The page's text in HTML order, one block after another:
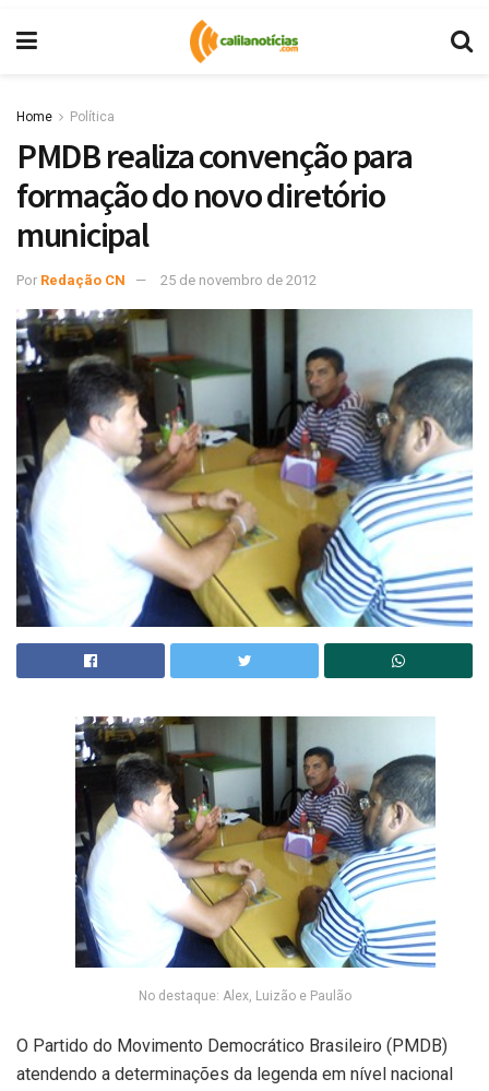
Home Política
PMDB realiza convenção para
formação do novo diretório
municipal
Por Redação CN 25 de novembro de 2012
No destaque: Alex, Luizão e Paulão
O Partido do Movimento Democrático Brasileiro (PMDB)
atendendo a determinações da legenda em nível nacional